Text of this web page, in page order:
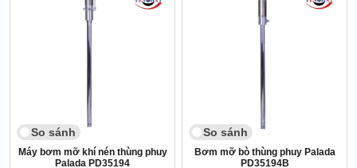
So sánh
Máy bơm mỡ khí nén thùng phuy
Palada PD35194
So sánh
Bơm mỡ bò thùng phuy Palada
PD35194B